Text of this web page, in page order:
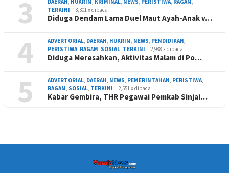
3 DAERAH, HUKRIM, KRIMINAL, NEWS, PERISTIWA, RAGAM,
TERKINI
3,301 x dibaca
Diduga Dendam Lama Duel Maut Ayah-Anak v…
4 ADVERTORIAL, DAERAH, HUKRIM, NEWS, PENDIDIKAN,
PERISTIWA, RAGAM, SOSIAL, TERKINI 2,988 x dibaca
Diduga Meresahkan, Aktivitas Malam di Po…
5 ADVERTORIAL, DAERAH, NEWS, PEMERINTAHAN, PERISTIWA,
RAGAM, SOSIAL, TERKINI 2,551 x dibaca
Kabar Gembira, THR Pegawai Pemkab Sinjai…